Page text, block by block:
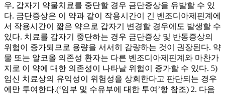
우, 갑자기 약물치료를 중단할 경우 금단증상을 유발할 수 있
다. 금단증상은 이 약과 같이 작용시간이 긴 벤조디아제핀계에
서 작용시간이 짧은 약으로 갑자기 변경할 경우에도 발생할 수
있다. 치료를 갑자기 중단하는 경우 금단증상 및 반동증상의
위험이 증가되므로 용량을 서서히 감량하는 것이 권장된다. 약
물 또는 알코올 의존성 환자는 다른 벤조디아제핀계와 마찬가
지로 이 약에 대한 의존성이 나타날 위험이 증가할 수 있다. 5)
임신 치료상의 유익성이 위험성을 상회한다고 판단되는 경우
에만 투여한다.(‘임부 및 수유부에 대한 투여’항 참조) 2. 다음